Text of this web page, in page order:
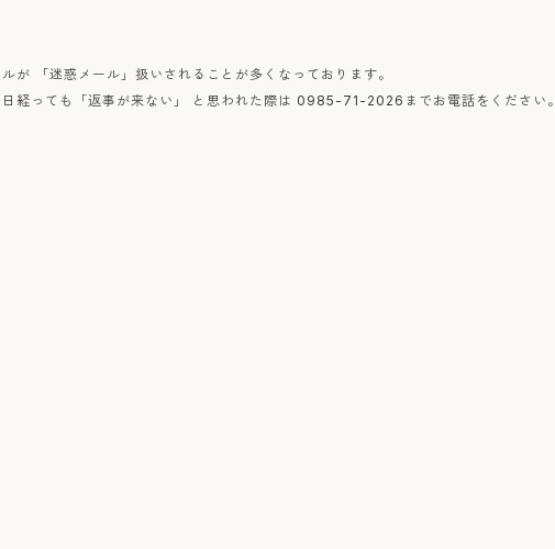
が 「迷惑メール」扱いされることが多くなっております。
経っても「返事が来ない」 と思われた際は 0985-71-2026までお電話をください。